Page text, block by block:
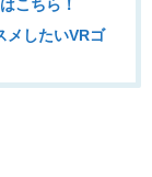
こちら！
メしたいVRゴ